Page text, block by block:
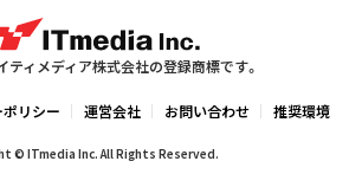
ィメディア株式会社の登録商標です。
リシー 運営会社 お問い合わせ 推奨環境
© ITmedia Inc. All Rights Reserved.